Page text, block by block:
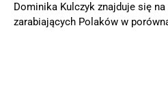
Dominika Kulczyk znajduje się
zarabiających Polaków w